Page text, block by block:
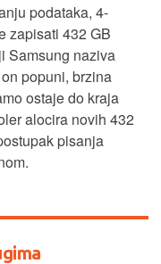
podataka, 4-
zapisati 432 GB
Samsung naziva
popuni, brzina
ostaje do kraja
alocira novih 432
pisanja